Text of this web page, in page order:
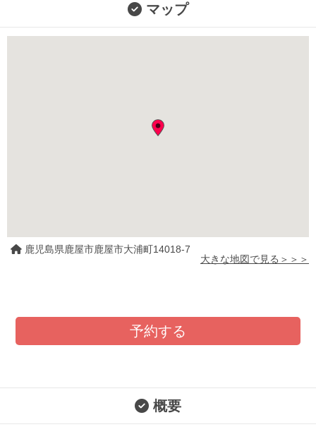
マップ
鹿児島県鹿屋市鹿屋市大浦町14018-7
大きな地図で見る＞＞＞
予約する
概要